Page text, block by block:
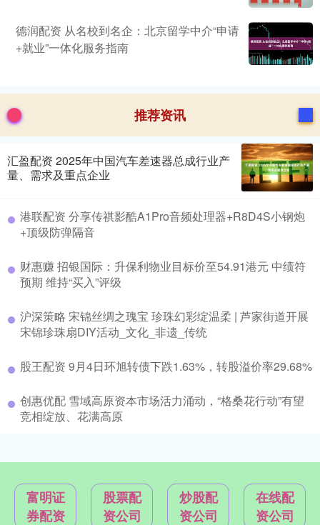
德润配资 从名校到名企：北京留学中介“申请
+就业”一体化服务指南
推荐资讯
汇盈配资 2025年中国汽车差速器总成行业产
量、需求及重点企业
港联配资 分享传祺影酷A1Pro音频处理器+R8D4S小钢炮
+顶级防弹隔音
财惠赚 招银国际：升保利物业目标价至54.91港元 中绩符
预期 维持“买入”评级
沪深策略 宋锦丝绸之瑰宝 珍珠幻彩绽温柔 | 芦家街道开展
宋锦珍珠扇DIY活动_文化_非遗_传统
股王配资 9月4日环旭转债下跌1.63%，转股溢价率29.68%
创惠优配 雪域高原资本市场活力涌动，“格桑花行动”有望
竞相绽放、花满高原
富明证
券配资
股票配
资公司
炒股配
资公司
在线配
资公司